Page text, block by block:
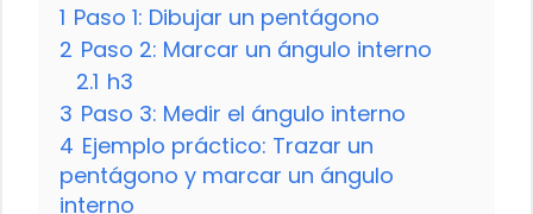
1 Paso 1: Dibujar un pentágono
2 Paso 2: Marcar un ángulo interno
2.1 h3
3 Paso 3: Medir el ángulo interno
4 Ejemplo práctico: Trazar un
pentágono y marcar un ángulo
interno